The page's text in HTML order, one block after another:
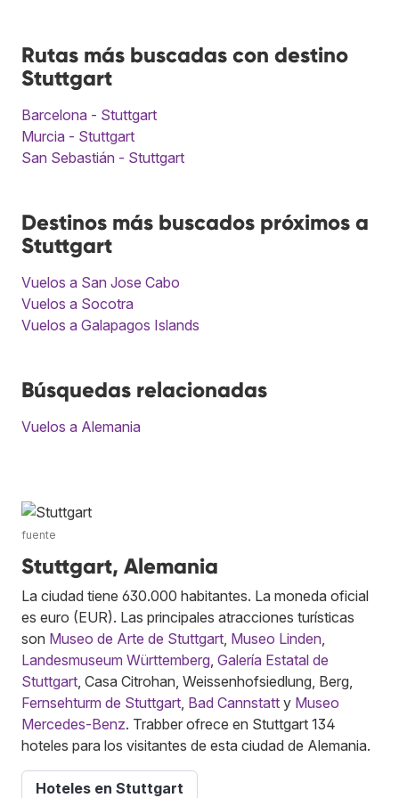
Rutas más buscadas con destino
Stuttgart
Barcelona - Stuttgart
Murcia - Stuttgart
San Sebastián - Stuttgart
Destinos más buscados próximos a
Stuttgart
Vuelos a San Jose Cabo
Vuelos a Socotra
Vuelos a Galapagos Islands
Búsquedas relacionadas
Vuelos a Alemania
fuente
Stuttgart, Alemania
La ciudad tiene 630.000 habitantes. La moneda oficial
es euro (EUR). Las principales atracciones turísticas
son Museo de Arte de Stuttgart Museo Linden
Landesmuseum Württemberg Galería Estatal de
Stuttgart , Casa Citrohan, Weissenhofsiedlung, Berg,
Fernsehturm de Stuttgart Bad Cannstatt y Museo
Mercedes-Benz. Trabber ofrece en Stuttgart 134
hoteles para los visitantes de esta ciudad de Alemania.
Hoteles en Stuttgart